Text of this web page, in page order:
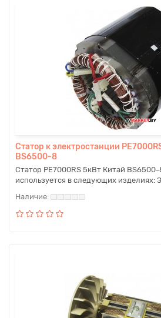
Статор к электростанции
BS6500-8
Статор PE7000RS 5кВт Китай BS6500-
используется в следующих изделиях: